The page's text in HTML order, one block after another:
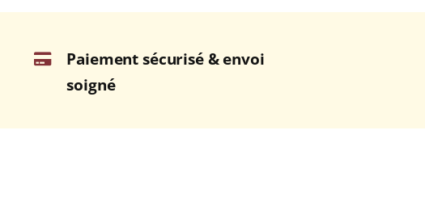
Paiement sécurisé & envoi
soigné